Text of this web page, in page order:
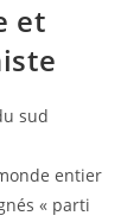
et
sud
entier
« parti